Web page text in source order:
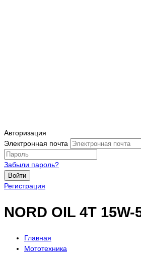
Авторизация
Электронная почта
Забыли пароль?
Войти
Регистрация
NORD OIL 4Т 15W-
Главная
Мототехника